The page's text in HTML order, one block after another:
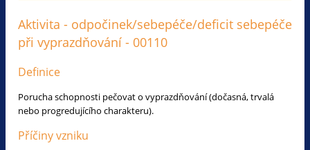
Aktivita - odpočinek/sebepéče/deficit sebepéče
při vyprazdňování - 00110
Definice
Porucha schopnosti pečovat o vyprazdňování (dočasná, trvalá
nebo progredujícího charakteru).
Příčiny vzniku